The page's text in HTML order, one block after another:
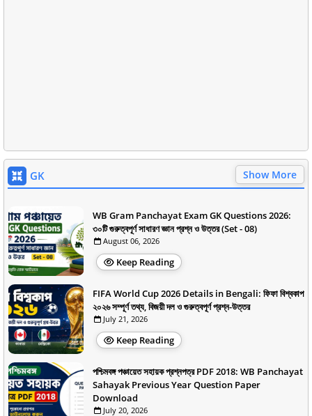
GK Show More
WB Gram Panchayat Exam GK Questions 2026:
৩০টি গুরুত্বপূর্ণ সাধারণ জ্ঞান প্রশ্ন ও উত্তর (Set - 08)
August 06, 2026
Keep Reading
FIFA World Cup 2026 Details in Bengali: ফিফা বিশ্বকাপ
২০২৬ সম্পূর্ণ তথ্য, বিজয়ী দল ও গুরুত্বপূর্ণ প্রশ্ন-উত্তর
July 21, 2026
Keep Reading
পশ্চিমবঙ্গ পঞ্চায়েত সহায়ক প্রশ্নপত্র PDF 2018: WB Panchayat
Sahayak Previous Year Question Paper
Download
July 20, 2026